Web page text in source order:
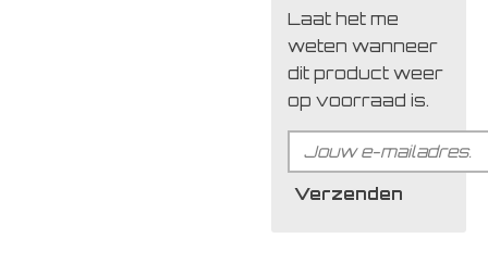
Laat het me
weten wanneer
dit product weer
op voorraad is.
Verzenden